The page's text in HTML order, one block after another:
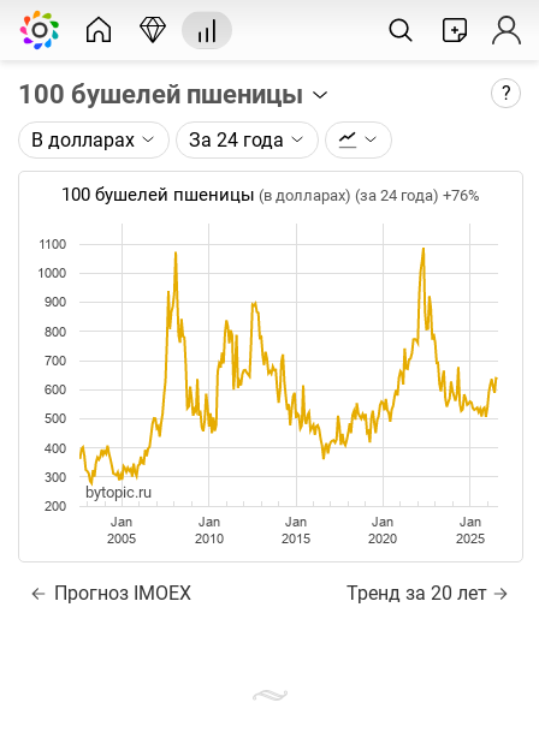
100 бушелей пшеницы ?
Описание графика:
Цена фьючерса на пшеницу, торгуемого на CME.
Каждая точка на графике - цена закрытия дня,
недели или месяца. Оптимальный таймфрейм
(день, неделя, месяц) подбирается автоматически
при изменении глубины графика.
Данные добавляются ежедневно.
В долларах За 24 года
100 бушелей пшеницы (в долларах) (за 24 года) +76%
Jan
2005
Jan
2010
Jan
2015
Jan
2020
Jan
2025
200
300
400
500
600
700
800
900
1000
1100
bytopic.ru
Прогноз IMOEX Тренд за 20 лет